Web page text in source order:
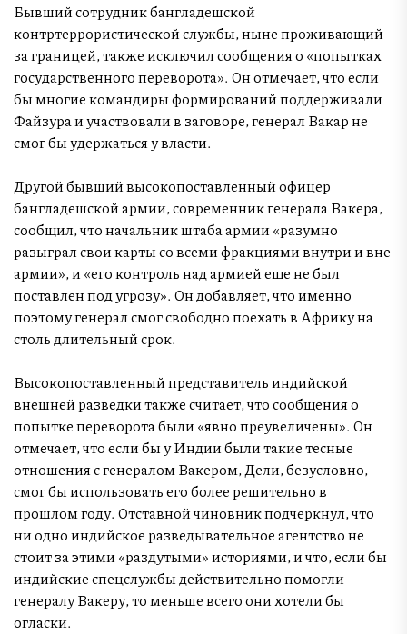
Бывший сотрудник бангладешской
контртеррористической службы, ныне проживающий
за границей, также исключил сообщения о «попытках
государственного переворота». Он отмечает, что если
бы многие командиры формирований поддерживали
Файзура и участвовали в заговоре, генерал Вакар не
смог бы удержаться у власти.
Другой бывший высокопоставленный офицер
бангладешской армии, современник генерала Вакера,
сообщил, что начальник штаба армии «разумно
разыграл свои карты со всеми фракциями внутри и вне
армии», и «его контроль над армией еще не был
поставлен под угрозу». Он добавляет, что именно
поэтому генерал смог свободно поехать в Африку на
столь длительный срок.
Высокопоставленный представитель индийской
внешней разведки также считает, что сообщения о
попытке переворота были «явно преувеличены». Он
отмечает, что если бы у Индии были такие тесные
отношения с генералом Вакером, Дели, безусловно,
смог бы использовать его более решительно в
прошлом году. Отставной чиновник подчеркнул, что
ни одно индийское разведывательное агентство не
стоит за этими «раздутыми» историями, и что, если бы
индийские спецслужбы действительно помогли
генералу Вакеру, то меньше всего они хотели бы
огласки.